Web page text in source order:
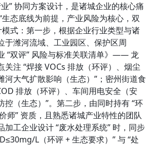
” 协同方案设计，是诸城企业的核心痛
态底线为前提，产业风险为核心，双
式：第一步，根据企业行业类型与诸
于潍河流域、工业园区、保护区周
“双评” 风险与标准关联清单》—— 龙
关注 “焊接 VOCs 排放（环评）、烟尘
河大气扩散影响（生态）”；密州街道食
排放（环评）、车间用电安全（安
控（生态）”。第二步，由同时持有 “环
师” 资质，且熟悉诸城产业特性的团队
加工企业设计 “废水处理系统” 时，同步
L（环评 + 生态要求）” 与 “处